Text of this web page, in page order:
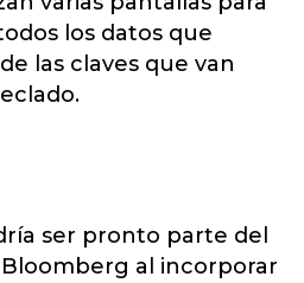
los datos que
las claves que van
ser pronto parte del
Bloomberg al incorporar